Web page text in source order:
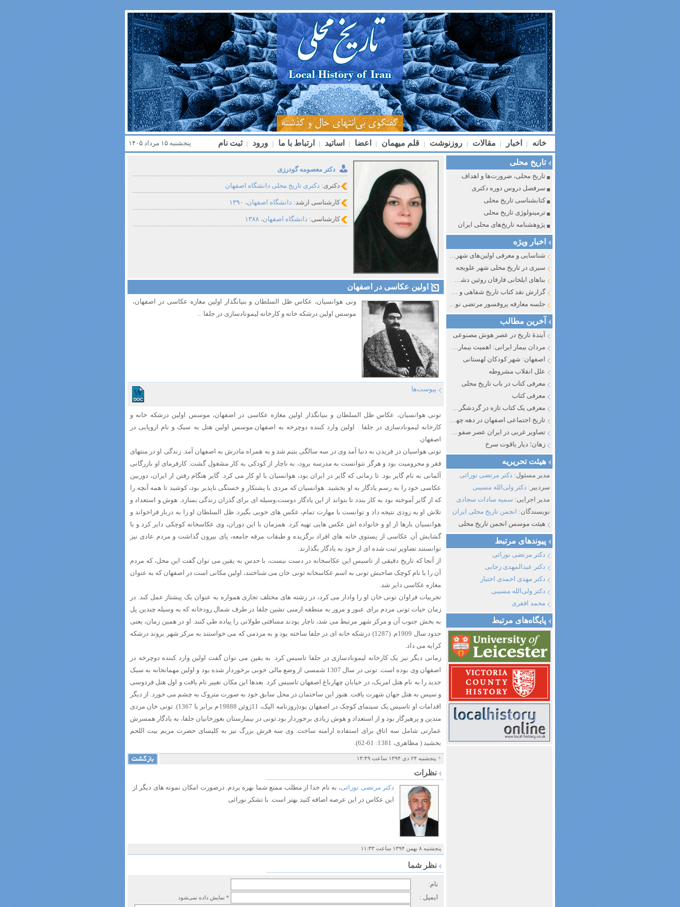
خانه | اخبار | مقالات | روزنوشت | قلم میهمان | اعضا | اساتید | ارتباط با ما | ورود | ثبت نام پنجشنبه ۱۵ مرداد ۱۴۰۵
تاریخ محلی
تاریخ محلی، ضرورت‌ها و اهداف
سرفصل دروس دوره دکتری
کتابشناسی تاریخ محلی
ترمینولوژی تاریخ محلی
پژوهشنامه تاریخ‌های محلی ایران
اخبار ویژه
شناسایی و معرفی اولین‌های شهر مشهد
سیری در تاریخ محلی شهر علویجه
بناهای ایلخانی فارفان روئین دشت اصفهان
گزارش نقد کتاب تاریخ شفاهی و جایگاه آن در تاریخ نگاری معاصر ایران ۱۳۸۵-۱۳۵۸
جلسه معارفه پروفسور مرتضی نورائی در دپارتمان شرق‌شناسی دانشگاه صوفیا، بلغارستان
آخرین مطالب
آیندهٔ تاریخ در عصر هوش مصنوعی
مردان بیمار ایرانی: اهمیت بیماری به عنوان عاملی در تفسیر تاریخ سیاسی ایران جدید
اصفهان: شهر کودکان لهستانی
علل انقلاب مشروطه
معرفی کتاب در باب تاریخ محلی
معرفی کتاب
معرفی یک کتاب تازه در گردشگری اصفهان
تاریخ اجتماعی اصفهان در دهه چهل و پنجاه از نگاه طنز نوروز جمشاد
تصاویر غربی در ایران عصر صفوی و قاجار
زهان؛ دیار یاقوت سرخ
هیئت تحریریه
مدیر مسئول: دکتر مرتضی نورائی
سردبیر: دکتر ولی‌الله مسیبی
مدیر اجرایی: سمیه سادات سجادی
نویسندگان: انجمن تاریخ محلی ایران
هیئت موسس انجمن تاریخ محلی
پیوند‌های مرتبط
دکتر مرتضی نورائی
دکتر عبدالمهدی رجایی
دکتر مهدی احمدی اختیار
دکتر ولی‌الله مسیبی
محمد افقری
پایگاه‌های مرتبط
دکتر معصومه گودرزی
دکتری: دکتری تاریخ محلی دانشگاه اصفهان
کارشناسی ارشد: دانشگاه اصفهان، ۱۳۹۰
کارشناسی: دانشگاه اصفهان، ۱۳۸۸
اولین عکاسی در اصفهان
ونی هوانسیان، عکاس ظل السلطان و بنیانگذار اولین مغازه عکاسی در اصفهان،
موسس اولین درشکه خانه و کارخانه لیمونادسازی در جلفا ...
پیوست‌ها
تونی هوانسیان، عکاس ظل السلطان و بنیانگذار اولین مغازه عکاسی در اصفهان، موسس اولین درشکه خانه و
کارخانه لیمونادسازی در جلفا . اولین وارد کننده دوچرخه به اصفهان.موسس اولین هتل به سبک و نام اروپایی در
اصفهان
تونی هواسیان در فریدن به دنیا آمد وی در سه سالگی یتیم شد و به همراه مادرش به اصفهان آمد. زندگی او در منتهای
فقر و محرومیت بود و هرگز نتوانست به مدرسه برود، به ناچار از کودکی به کار مشغول گشت. کارفرمای او بازرگانی
آلمانی به نام گایر بود. تا زمانی که گایر در ایران بود، هوانسیان با او کار می کرد. گایر هنگام رفتن از ایران، دوربین
عکاسی خود را به رسم یادگار به او بخشید. هوانسیان که مردی با پشتکار و خستگی ناپذیر بود، کوشید تا همه آنچه را
که از گایر آموخته بود به کار بندد تا بتواند از این یادگار دوست،وسیله ای برای گذران زندگی بسازد. هوش و استعداد و
تلاش او به زودی نتیجه داد و توانست با مهارت تمام، عکس های خوبی بگیرد. ظل السلطان او را به دربار فراخواند و
هوانسیان بارها از او و خانواده اش عکس هایی تهیه کرد. همزمان با این دوران، وی عکاسخانه کوچکی دایر کرد و با
گشایش آن عکاسی از پستوی خانه های افراد برگزیده و طبقات مرفه جامعه، پای بیرون گذاشت و مردم عادی نیز
توانستند تصاویر ثبت شده ای از خود به یادگار بگذارند.
از آنجا که تاریخ دقیقی از تاسیس این عکاسخانه در دست نیست، با حدس به یقین می توان گفت این محل، که مردم
آن را با نام کوچک صاحبش تونی به اسم عکاسخانه تونی خان می شناختند، اولین مکانی است در اصفهان که به عنوان
مغازه عکاسی دایر شد.
تجربیات فراوان تونی خان او را وادار می کرد، در رشته های مختلف تجاری همواره به عنوان یک پیشتاز عمل کند. در
زمان حیات تونی مردم برای عبور و مرور به منطقه ارمنی نشین جلفا در طرف شمال رودخانه که به وسیله چندین پل
به بخش جنوب آن و مرکز شهر مرتبط می شد، ناچار بودند مسافتی طولانی را پیاده طی کنند. او در همین زمان، یعنی
حدود سال 1909م. (1287) درشکه خانه ای در جلفا ساخته بود و به مردمی که می خواستند به مرکز شهر بروند درشکه
کرایه می داد.
زمانی دیگر نیز یک کارخانه لیمونادسازی در جلفا تاسیس کرد. به یقین می توان گفت اولین وارد کننده دوچرخه در
اصفهان وی بوده است. تونی در سال 1307 شمسی از وضع مالی خوبی برخوردار شده بود و اولین مهمانخانه به سبک
جدید را به نام هتل امریک، در خیابان چهارباغ اصفهان تاسیس کرد. بعدها این مکان تغییر نام یافت و اول هتل فردوسی
و سپس به هتل جهان شهرت یافت. هنوز این ساختمان در محل سابق خود به صورت متروک به چشم می خورد. از دیگر
اقدامات او تاسیس یک سینمای کوچک در اصفهان بود(روزنامه الیک، 11ژوئن 19888م برابر با 1367). تونی خان مردی
متدین و پرهیزگار بود و از استعداد و هوش زیادی برخوردار بود.تونی در بیمارستان بغوزخانیان جلفا، به یادگار همسرش
عمارتی شامل سه اتاق برای استفاده ارامنه ساخت. وی سه فرش بزرگ نیز به کلیسای حضرت مریم بیت اللحم
بخشید ( مظاهری، 1381: 61-62).
+ پنجشنبه ۲۴ دی ۱۳۹۴ ساعت ۱۳:۴۹
نظرات
دکتر مرتضی نورائی، به نام خدا از مطلب ممتع شما بهره بردم. درصورت امکان نمونه های دیگر از
این عکاس در این عرصه اضافه کنید بهتر است. با تشکر نورائی
پنجشنبه ۸ بهمن ۱۳۹۴ ساعت ۱۱:۳۳
نظر شما
نام:
ایمیل :
* نمایش داده نمی‌شود